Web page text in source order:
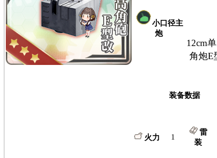
小口径主
炮
12cm
角炮E
装备数据
火力 1
雷
装